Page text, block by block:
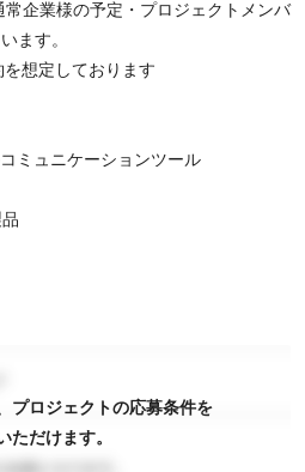
常企業様の予定・プロジェクトメンバ
ます。
を想定しております
ミュニケーションツール
プロジェクトの応募条件を
ただけます。